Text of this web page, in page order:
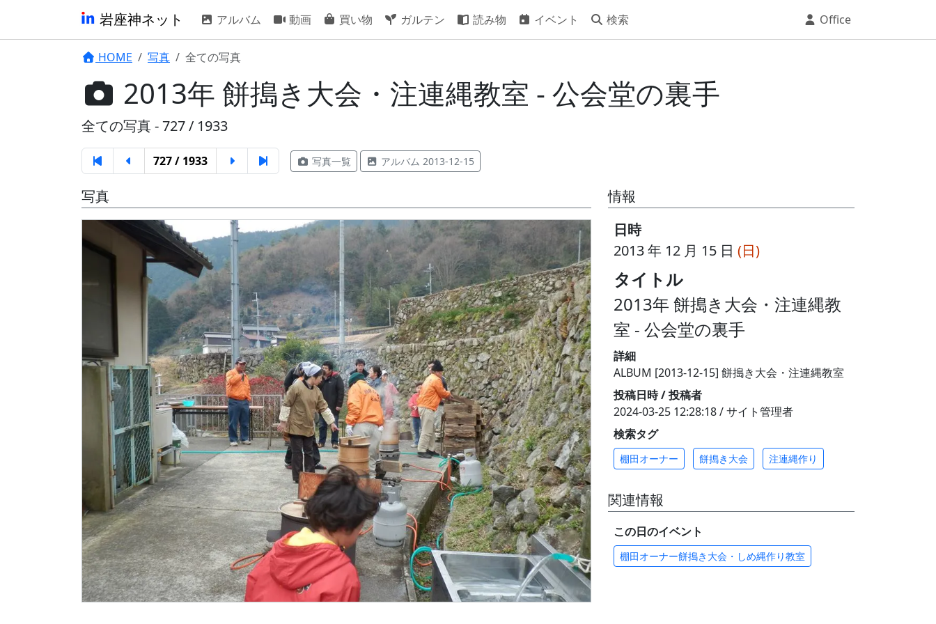
岩座神ネット アルバム 動画 買い物 ガルテン 読み物 イベント 検索 Office
HOME 写真 全ての写真
2013年 餅搗き大会・注連縄教室 - 公会堂の裏手
全ての写真 - 727 / 1933
727 / 1933 写真一覧 アルバム 2013-12-15
写真
情報
日時
2013 年 12 月 15 日 (日)
タイトル
2013年 餅搗き大会・注連縄教
室 - 公会堂の裏手
詳細
ALBUM [2013-12-15] 餅搗き大会・注連縄教室
投稿日時 / 投稿者
2024-03-25 12:28:18 / サイト管理者
検索タグ
棚田オーナー 餅搗き大会 注連縄作り
関連情報
この日のイベント
棚田オーナー餅搗き大会・しめ縄作り教室